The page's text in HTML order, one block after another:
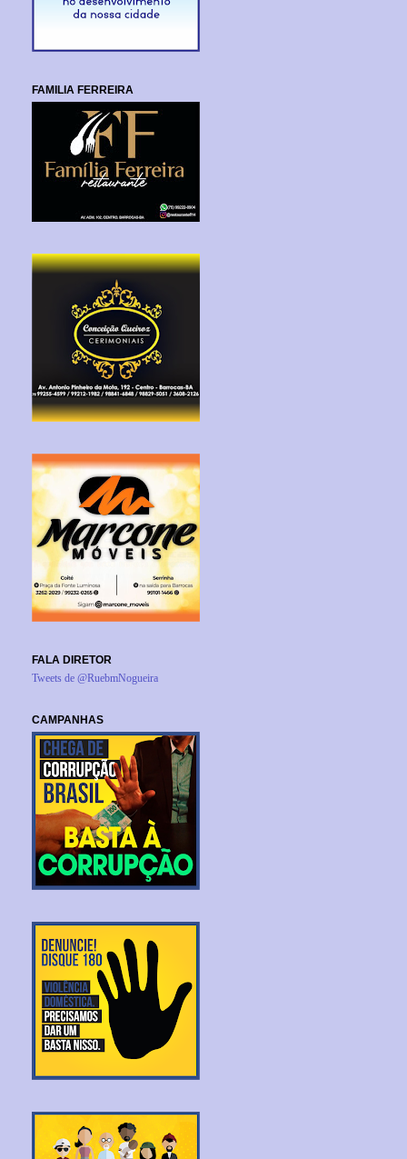
FAMILIA FERREIRA
FALA DIRETOR
Tweets de @RuebmNogueira
CAMPANHAS